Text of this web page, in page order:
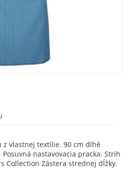
z vlastnej textílie. 90 cm dlhé
nastavovacia pracka. Strih
Collection Zástera strednej dĺžky.